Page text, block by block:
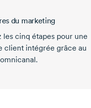
du marketing
les cinq étapes pour une
client intégrée grâce au